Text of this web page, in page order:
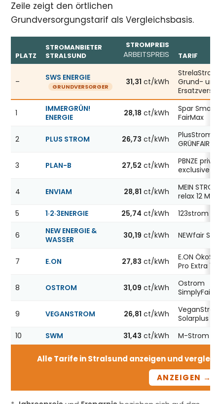
Zeile zeigt den örtlichen
Grundversorgungstarif als Vergleichsbasis.
Günstigste Stromanbieter in Stralsund, Stand
PLATZ
STROMANBIETER
STRALSUND
STROMPREIS
ARBEITSPREIS TARIF
– SWS ENERGIE
GRUNDVERSORGER
31,31 ct/kWh
StrelaStrom
Grund- und
1
IMMERGRÜN!
ENERGIE
28,18 ct/kWh
Spar Smart
FairMax
2 PLUS STROM 26,73 ct/kWh
PlusStrom
GRÜNFAIR
3 PLAN-B 27,52 ct/kWh
PBNZE
exclusive 12
4 ENVIAM 28,81 ct/kWh
MEIN STROM
relax 12
5
1·2·3ENERGIE 25,74 ct/kWh 123strom
6
NEW ENERGIE &
WASSER
30,19 ct/kWh NEWfair
7 E.ON 27,83 ct/kWh
E.ON
Pro Extra 12
8 OSTROM 31,09 ct/kWh
Ostrom
SimplyFair
9 VEGANSTROM 26,81 ct/kWh
Solarplus
10
SWM 31,43 ct/kWh M-Strom Fix
Alle Tarife in Stralsund anzeigen und
ANZEIGEN →